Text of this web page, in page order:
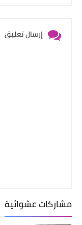
إرسال تعليق
مشاركات عشوائية